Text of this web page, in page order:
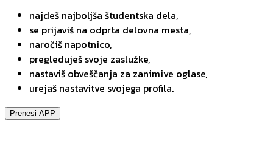
najdeš najboljša študentska dela,
se prijaviš na odprta delovna mesta,
naročiš napotnico,
pregleduješ svoje zaslužke,
nastaviš obveščanja za zanimive oglase,
urejaš nastavitve svojega profila.
Prenesi APP